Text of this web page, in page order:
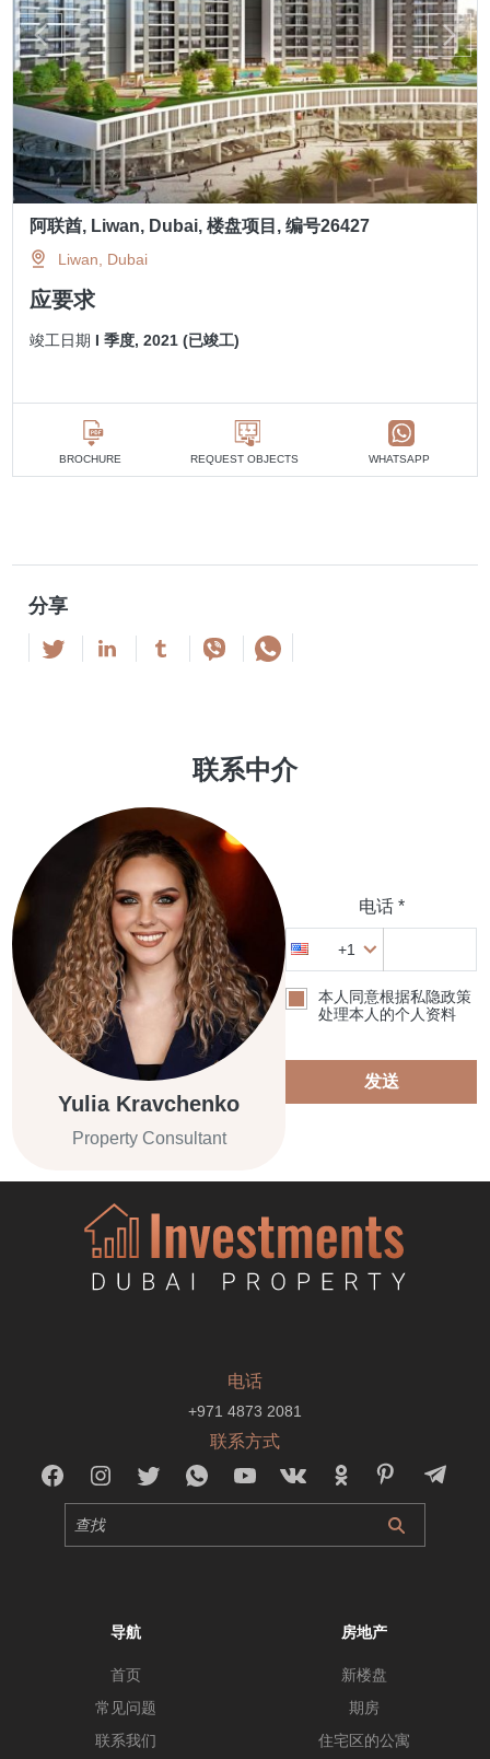
阿联酋, Liwan, Dubai, 楼盘项目, 编号26427
Liwan, Dubai
应要求
竣工日期 I 季度, 2021 (已竣工)
BROCHURE REQUEST OBJECTS WHATSAPP
分享
联系中介
Yulia Kravchenko
Property Consultant
电话 *
+1
本人同意根据私隐政策
处理本人的个人资料
发送
电话
+971 4873 2081
联系方式
导航
首页
常见问题
联系我们
房地产
新楼盘
期房
住宅区的公寓